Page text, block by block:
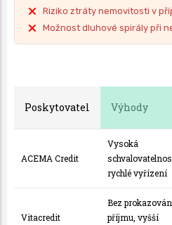
Riziko ztráty nemovitosti v
Možnost dluhové spirály při
Poskytovatel Výhody
ACEMA Credit
Vysoká
rychlé vyřízení
Vitacredit
Bez
příjmu, vyšší